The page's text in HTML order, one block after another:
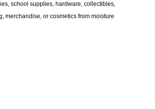
school supplies, hardware, collectibles,
merchandise, or cosmetics from moisture